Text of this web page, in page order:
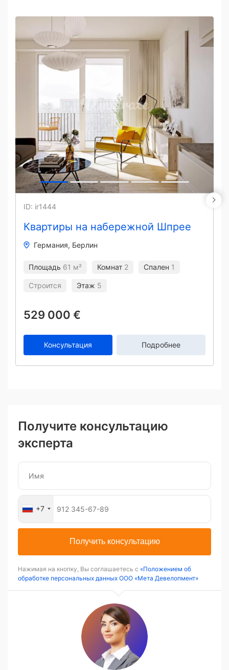
Квартиры на набережной Шпрее
ID: ir1444
Германия Берлин
Площадь 61 м² Комнат 2 Спален 1
Строится Этаж 5
529 000 €
Консультация Подробнее
Получите консультацию
эксперта
+7
Получить консультацию
Нажимая на кнопку, Вы соглашаетесь с «Положением об
обработке персональных данных ООО «Мета Девелопмент»